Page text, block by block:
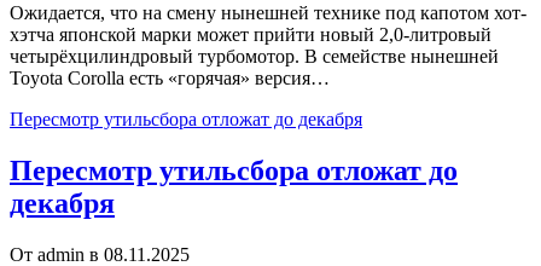
Ожидается, что на смену нынешней технике под капотом хот-
хэтча японской марки может прийти новый 2,0-литровый
четырёхцилиндровый турбомотор. В семействе нынешней
Toyota Corolla есть «горячая» версия…
Пересмотр утильсбора отложат до декабря
Пересмотр утильсбора отложат до
декабря
От admin в 08.11.2025